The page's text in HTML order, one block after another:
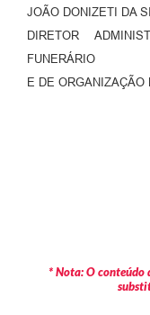
JOÃO DONIZETI DA
DIRETOR
FUNERÁRIO
E DE ORGANIZAÇÃO
* Nota: O